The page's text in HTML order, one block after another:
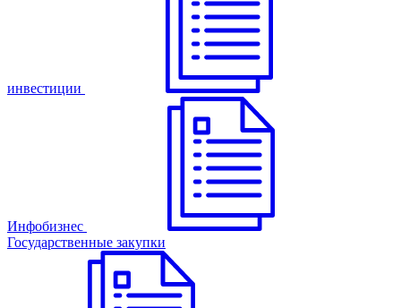
инвестиции
Инфобизнес
Государственные закупки